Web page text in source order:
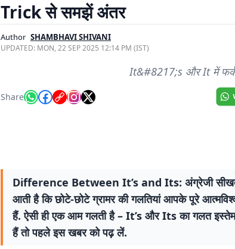
Trick से समझें अंतर
Author SHAMBHAVI SHIVANI
UPDATED: MON, 22 SEP 2025 12:14 PM (IST)
It&#8217;s और It में
Share
Difference Between It’s and Its: अंग्रेजी
आती है कि छोटे-छोटे ग्रामर की गलतियां आपके पूरे
हैं. ऐसी ही एक आम गलती है – It’s और Its का गलत
हैं तो पहले इस खबर को पढ़ लें.